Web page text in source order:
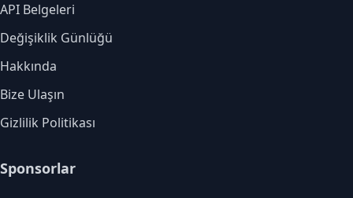
API Belgeleri
Değişiklik Günlüğü
Hakkında
Bize Ulaşın
Gizlilik Politikası
Sponsorlar